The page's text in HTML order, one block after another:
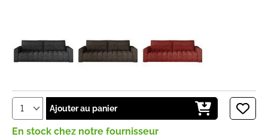
Ajouter au panier
En stock chez notre fournisseur